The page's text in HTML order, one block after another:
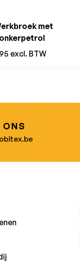
met
excl. BTW
ONS